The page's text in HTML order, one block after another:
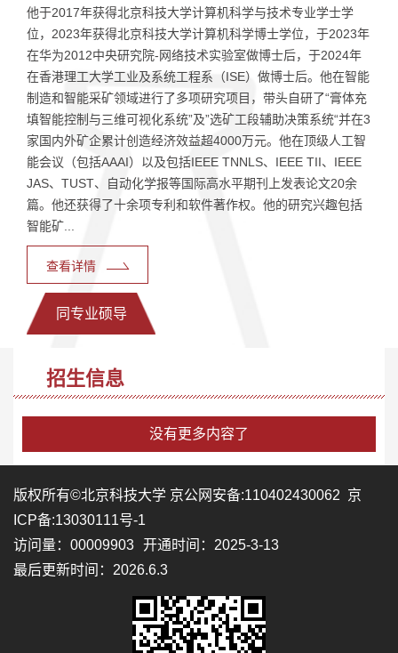
他于2017年获得北京科技大学计算机科学与技术专业学士学
位，2023年获得北京科技大学计算机科学博士学位，于2023年
在华为2012中央研究院-网络技术实验室做博士后，于2024年
在香港理工大学工业及系统工程系（ISE）做博士后。他在智能
制造和智能采矿领域进行了多项研究项目，带头自研了“膏体充
填智能控制与三维可视化系统”及”选矿工段辅助决策系统“并在3
家国内外矿企累计创造经济效益超4000万元。他在顶级人工智
能会议（包括AAAI）以及包括IEEE TNNLS、IEEE TII、IEEE
JAS、TUST、自动化学报等国际高水平期刊上发表论文20余
篇。他还获得了十余项专利和软件著作权。他的研究兴趣包括
智能矿...
查看详情
同专业硕导
招生信息
没有更多内容了
版权所有©北京科技大学 京公网安备:110402430062 京
ICP备:13030111号-1
访问量： 00009903 开通时间： 2025-3-13
最后更新时间： 2026.6.3